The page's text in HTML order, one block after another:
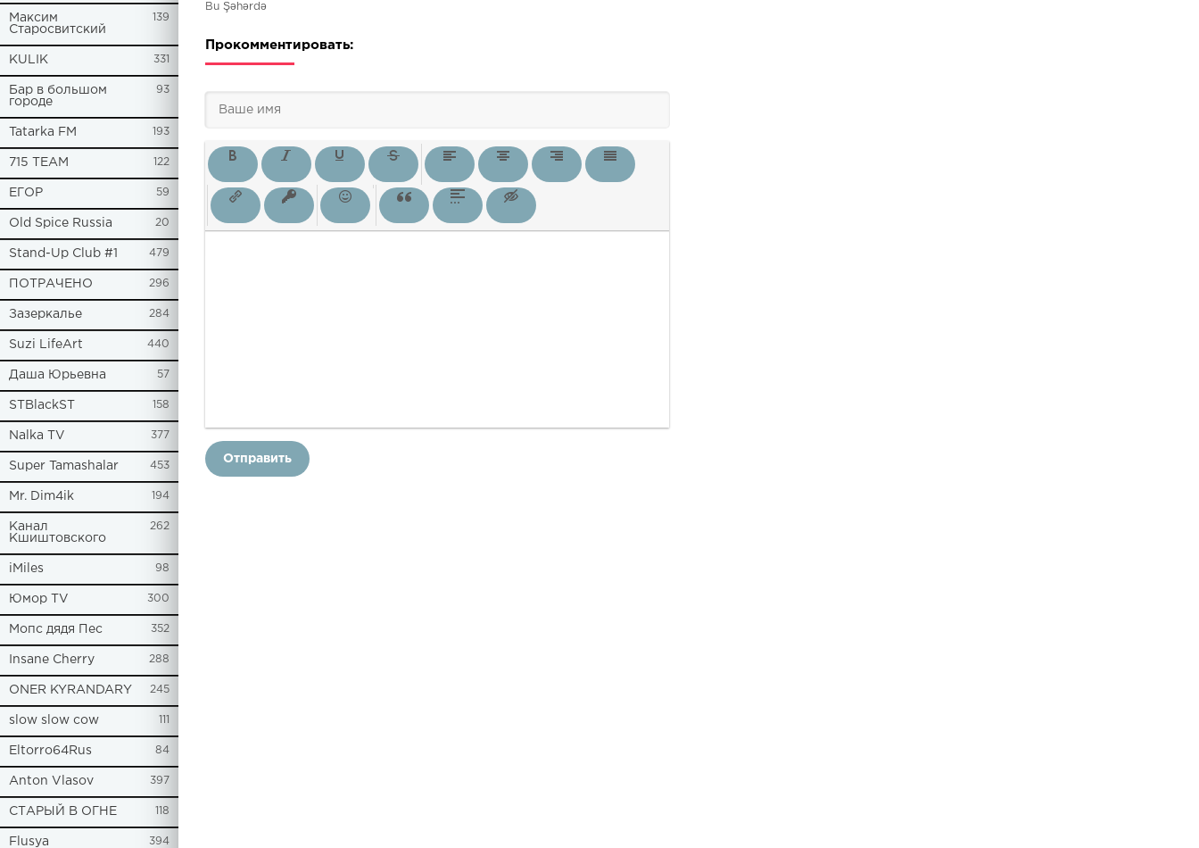
Максим
Старосвитский
139
KULIK 331
Бар в большом
городе
93
Tatarka FM 193
715 TEAM 122
ЕГОР 59
Old Spice Russia 20
Stand-Up Club #1 479
ПОТРАЧЕНО 296
Зазеркалье 284
Suzi LifeArt 440
Даша Юрьевна 57
STBlackST 158
Nalka TV 377
Super Tamashalar 453
Mr. Dim4ik 194
Канал
Кшиштовского
262
iMiles 98
Юмор TV 300
Мопс дядя Пес 352
Insane Cherry 288
ONER KYRANDARY 245
slow slow cow 111
Eltorro64Rus 84
Anton Vlasov 397
СТАРЫЙ В ОГНЕ 118
Flusya 394
Bu Şəhərdə
Прокомментировать:
Отправить